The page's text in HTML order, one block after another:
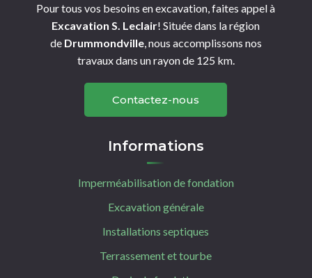
Pour tous vos besoins en excavation, faites appel à
Excavation S. Leclair! Située dans la région
de Drummondville, nous accomplissons nos
travaux dans un rayon de 125 km.
Contactez-nous
Informations
Imperméabilisation de fondation
Excavation générale
Installations septiques
Terrassement et tourbe